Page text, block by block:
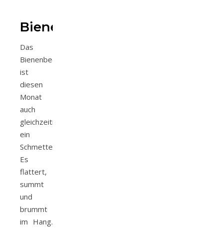
Bienenbeet
Das
Bienenbeet
ist
diesen
Monat
auch
gleichzeitig
ein
Schmetterlingsbeet.
Es
flattert,
summt
und
brummt
im Hang.